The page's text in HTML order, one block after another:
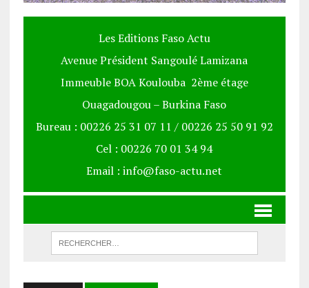
Les Editions Faso Actu
Avenue Président Sangoulé Lamizana
Immeuble BOA Koulouba 2ème étage
Ouagadougou – Burkina Faso
Bureau : 00226 25 31 07 11 / 00226 25 50 91 92
Cel : 00226 70 01 34 94
Email : info@faso-actu.net